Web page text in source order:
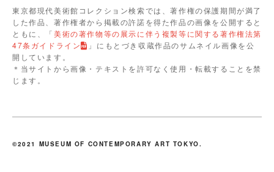
東京都現代美術館コレクション検索では、著作権の保護期間が満了
した作品、著作権者から掲載の許諾を得た作品の画像を公開すると
ともに、「美術の著作物等の展示に伴う複製等に関する著作権法第
47条ガイドライン
」にもとづき収蔵作品のサムネイル画像を公
開しています。
＊当サイトから画像・テキストを許可なく使用・転載することを禁
じます。
©2021 MUSEUM OF CONTEMPORARY ART TOKYO.